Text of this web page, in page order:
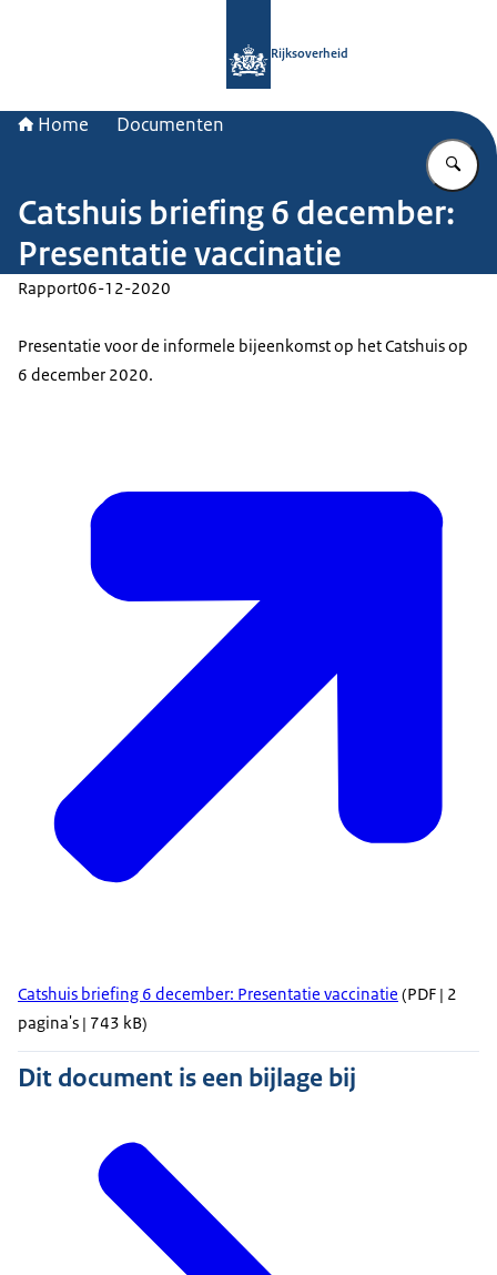
Rijksoverheid
Home Documenten
Catshuis briefing 6 december:
Presentatie vaccinatie
Rapport06-12-2020
Presentatie voor de informele bijeenkomst op het Catshuis op
6 december 2020.
Catshuis briefing 6 december: Presentatie vaccinatie (PDF | 2
pagina's | 743 kB)
Dit document is een bijlage bij